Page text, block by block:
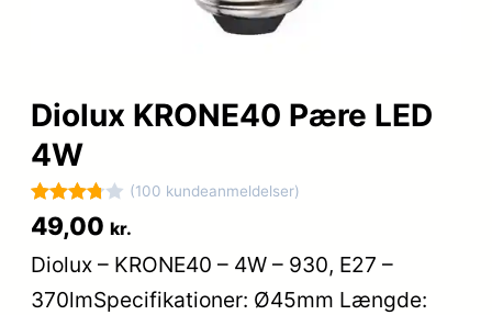
Diolux KRONE40 Pære LED
4W
Bedømt
som
3.8ud af
5
100
(100 kundeanmeldelser)
49,00 kr.
Diolux – KRONE40 – 4W – 930, E27 –
370lmSpecifikationer: Ø45mm Længde: